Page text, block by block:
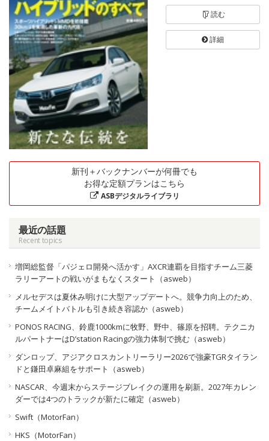
読む
詳細
新刊＋バックナンバーが何冊でも
お得な定額プランはこちら
ASBデジタルライブラリ
最近の話題
Recent topics
増岡総監督「パジェロ開発へ活かす」AXCR連覇を目指すチーム三菱
ラリーアートの戦いがまもなくスタート（asweb）
メルセデスは夏休み明けに大型アップデートへ。競争力向上のため、
チームメイトバトルも引き続き容認か（asweb）
PONOS RACING、鈴鹿1000kmに牧野、野中、篠原を招聘。テクニカ
ルパートナーはD’station Racingの強力体制で挑む（asweb）
ダンロップ、アジアクロスカントリーラリー2026で強豪TGRタイラン
ドと鎌田卓麻組をサポート（asweb）
NASCAR、今週末からステージブレイクの運用を刷新。2027年カレン
ダーでは4つのトラックが新たに確定（asweb）
Swift（MotorFan）
HKS（MotorFan）